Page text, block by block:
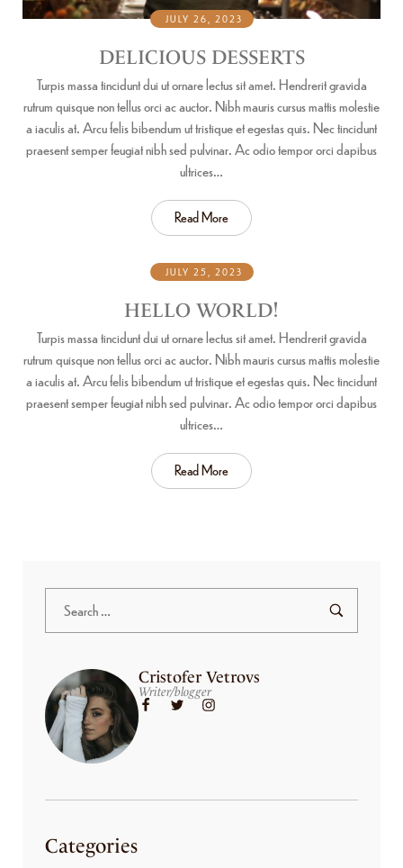
JULY 26, 2023
DELICIOUS DESSERTS
Turpis massa tincidunt dui ut ornare lectus sit amet. Hendrerit gravida
rutrum quisque non tellus orci ac auctor. Nibh mauris cursus mattis molestie
a iaculis at. Arcu felis bibendum ut tristique et egestas quis. Nec tincidunt
praesent semper feugiat nibh sed pulvinar. Ac odio tempor orci dapibus
ultrices…
Read More
JULY 25, 2023
HELLO WORLD!
Turpis massa tincidunt dui ut ornare lectus sit amet. Hendrerit gravida
rutrum quisque non tellus orci ac auctor. Nibh mauris cursus mattis molestie
a iaculis at. Arcu felis bibendum ut tristique et egestas quis. Nec tincidunt
praesent semper feugiat nibh sed pulvinar. Ac odio tempor orci dapibus
ultrices…
Read More
Cristofer Vetrovs
Writer/blogger
Categories